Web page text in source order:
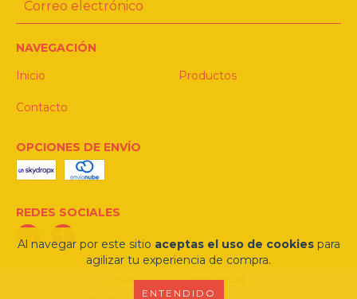
Al navegar por este sitio aceptas el uso de cookiespara
agilizar tu experiencia de compra.
ENTENDIDO
NAVEGACIÓN
Inicio
Productos
Contacto
OPCIONES DE ENVÍO
REDES SOCIALES